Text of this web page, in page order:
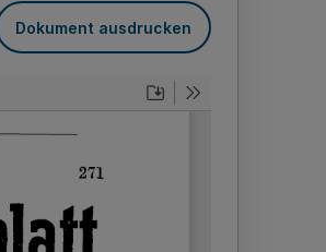
Dokument ausdrucken